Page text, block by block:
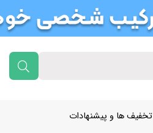
تخفیف ها و پیشنهادات